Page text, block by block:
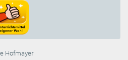
Hofmayer